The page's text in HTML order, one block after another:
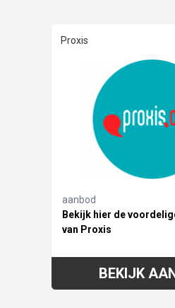
Proxis
aanbod
Bekijk hier de
van Proxis
BEKIJK